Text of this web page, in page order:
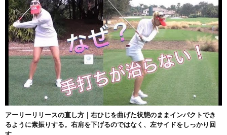
アーリーリリースの直し方｜右ひじを曲げた状態のままインパクトでき
るように素振りする。右肩を下げるのではなく、左サイドをしっかり回